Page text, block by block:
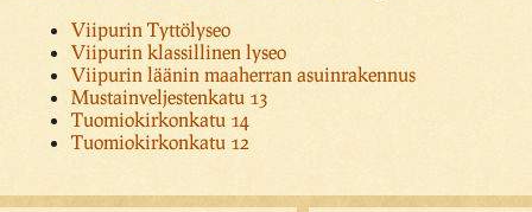
Viipurin Tyttölyseo
Viipurin klassillinen lyseo
Viipurin läänin maaherran asuinrakennus
Mustainveljestenkatu 13
Tuomiokirkonkatu 14
Tuomiokirkonkatu 12